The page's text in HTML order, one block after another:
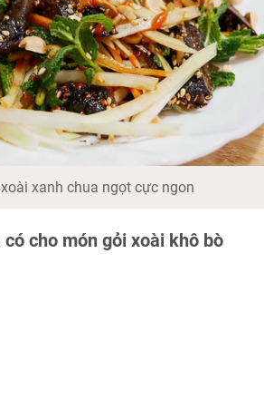
xanh chua ngọt cực ngon
cho món gỏi xoài khô bò